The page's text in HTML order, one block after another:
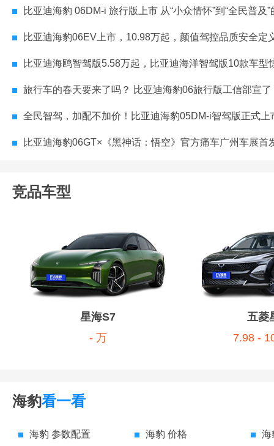
比亚迪海豹 06DM-i 旅行版上市 从“小众情怀”到“全民普及”的
比亚迪海豹06EV上市，10.98万起，颜值驾控品质安全定义新
比亚迪海鸥智驾版5.58万起，比亚迪海洋智驾版10款车型惊爆一口价！用户入手
旅行车的春天要来了吗？ 比亚迪海豹06旅行版工信部宣了
全民智驾，加配不加价！比亚迪海豹05DM-i智驾版正式上市，售价7.98
比亚迪海豹06GT×《黑神话：悟空》官方痛车广州车展首
竞品车型
星海S7
- 万
五菱
7.98 -
海豹看一看
海豹 参数配置 海豹 价格 海